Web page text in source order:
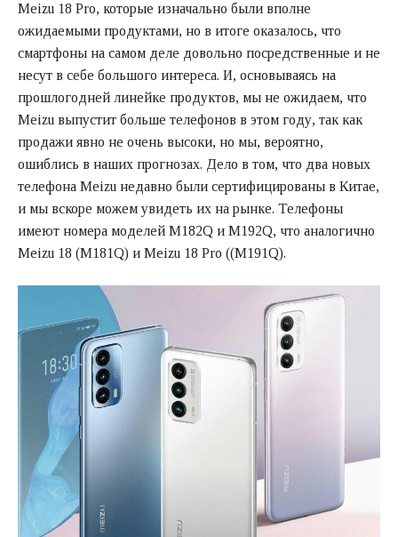
Meizu 18 Pro, которые изначально были вполне
ожидаемыми продуктами, но в итоге оказалось, что
смартфоны на самом деле довольно посредственные и не
несут в себе большого интереса. И, основываясь на
прошлогодней линейке продуктов, мы не ожидаем, что
Meizu выпустит больше телефонов в этом году, так как
продажи явно не очень высоки, но мы, вероятно,
ошиблись в наших прогнозах. Дело в том, что два новых
телефона Meizu недавно были сертифицированы в Китае,
и мы вскоре можем увидеть их на рынке. Телефоны
имеют номера моделей M182Q и M192Q, что аналогично
Meizu 18 (M181Q) и Meizu 18 Pro ((M191Q).